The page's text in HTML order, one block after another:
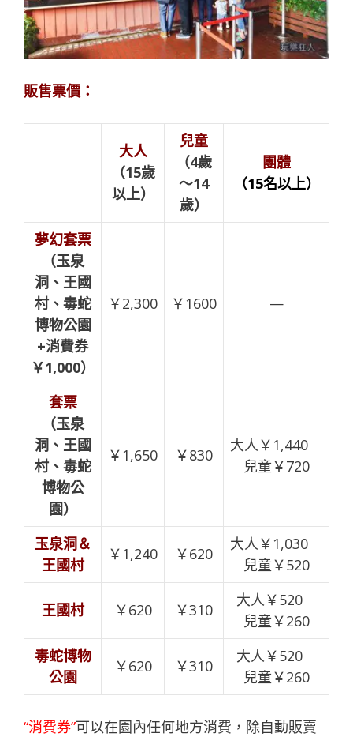
販售票價：
大人
（15歲
以上）
兒童
（4歲
～14
歲）
團體
（15名以上）
夢幻套票
（玉泉
洞、王國
村、毒蛇
博物公園
+消費券
￥1,000）
￥2,300 ￥1600 —
套票
（玉泉
洞、王國
村、毒蛇
博物公
園）
￥1,650 ￥830
大人￥1,440
兒童￥720
玉泉洞＆
王國村
￥1,240 ￥620
大人￥1,030
兒童￥520
王國村 ￥620 ￥310
大人￥520
兒童￥260
毒蛇博物
公園
￥620 ￥310
大人￥520
兒童￥260
“消費券”可以在園內任何地方消費，除自動販賣